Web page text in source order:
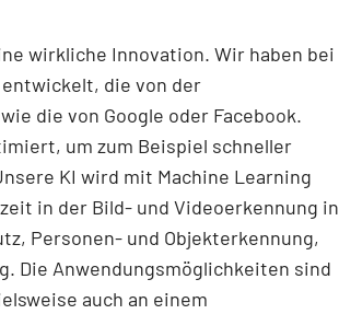
wirkliche Innovation. Wir haben bei
die von der
die von Google oder Facebook.
um zum Beispiel schneller
KI wird mit Machine Learning
in der Bild- und Videoerkennung in
Personen- und Objekterkennung,
Die Anwendungsmöglichkeiten sind
auch an einem